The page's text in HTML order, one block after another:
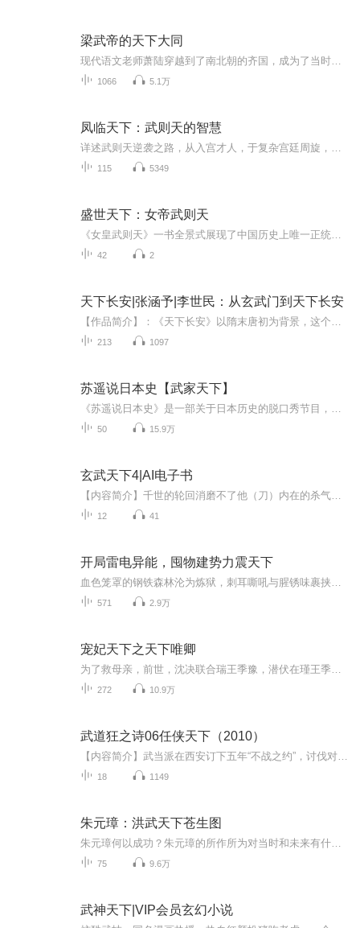
梁武帝的天下大同
1066 5.1万
凤临天下：武则天的智慧
115 5349
盛世天下：女帝武则天
42 2
天下长安|张涵予|李世民：从玄武门到天下长安
213 1097
苏遥说日本史【武家天下】
50 15.9万
玄武天下4|AI电子书
12 41
开局雷电异能，囤物建势力震天下
571 2.9万
宠妃天下之天下唯卿
272 10.9万
武道狂之诗06任侠天下（2010）
18 1149
朱元璋：洪武天下苍生图
75 9.6万
武神天下|VIP会员玄幻小说